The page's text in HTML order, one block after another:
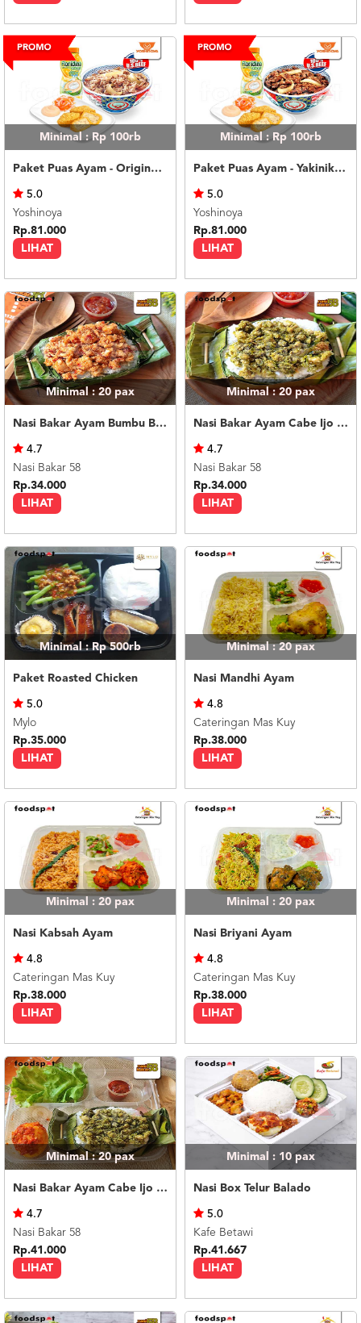
Minimal : Rp 100rb
Paket Puas Ayam - Original Beef Paket Puas (R)
LIHAT
5.0
Yoshinoya
Rp.81.000
Minimal : Rp 100rb
Paket Puas Ayam - Yakiniku Beef Paket Puas (R)
LIHAT
5.0
Yoshinoya
Rp.81.000
Minimal : 20 pax
Nasi Bakar Ayam Bumbu Bali + Kerupuk
LIHAT
4.7
Nasi Bakar 58
Rp.34.000
Minimal : 20pax
Nasi Bakar Ayam Cabe Ijo + Kerupuk
LIHAT
4.7
Nasi Bakar 58
Rp.34.000
Minimal : Rp 500rb
Paket Roasted Chicken
LIHAT
5.0
Mylo
Rp.35.000
Minimal : 20pax
Nasi Mandhi Ayam
LIHAT
4.8
Cateringan Mas Kuy
Rp.38.000
Minimal : 20 pax
Nasi Kabsah Ayam
LIHAT
4.8
Cateringan Mas Kuy
Rp.38.000
Minimal : 20 pax
Nasi Briyani Ayam
LIHAT
4.8
Cateringan Mas Kuy
Rp.38.000
Minimal : 20pax
Nasi Bakar Ayam Cabe Ijo + Telor Balado
LIHAT
4.7
Nasi Bakar 58
Rp.41.000
Minimal : 10pax
Nasi Box Telur Balado
LIHAT
5.0
Kafe Betawi
Rp.41.667